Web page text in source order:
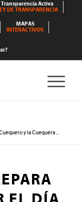
Transparencia Activa
DE TRANSPARENCIA
MAPAS
INTERACTIVOS
y la Cuequera ...